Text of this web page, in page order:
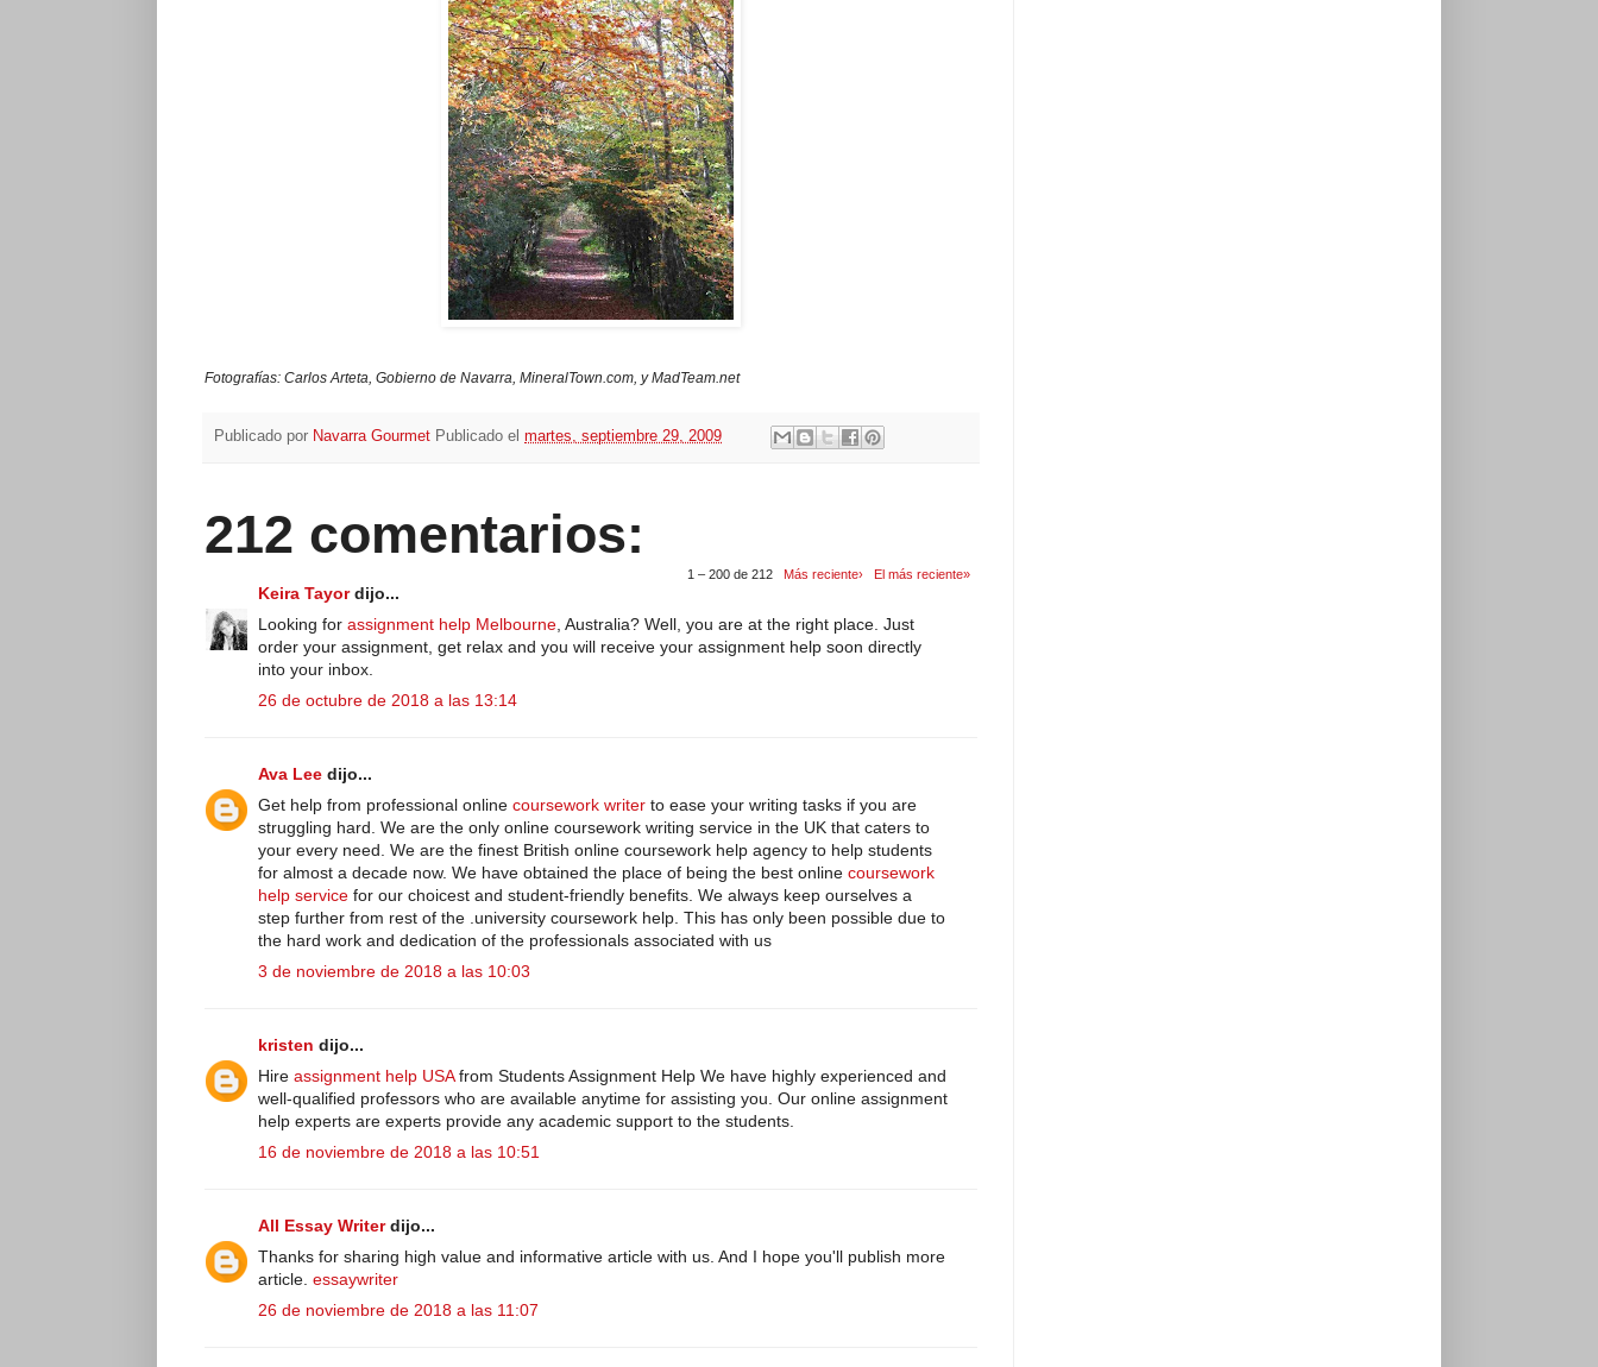
Fotografías: Carlos Arteta, Gobierno de Navarra, MineralTown.com, y MadTeam.net
Publicado por Navarra Gourmet Publicado el martes, septiembre 29, 2009
212 comentarios:
1 – 200 de 212 Más reciente› El más reciente»
Keira Tayordijo...
Looking for assignment help Melbourne , Australia? Well, you are at the right place. Just
order your assignment, get relax and you will receive your assignment help soon directly
into your inbox.
26 de octubre de 2018 a las 13:14
Ava Lee dijo...
Get help from professional online coursework writer to ease your writing tasks if you are
struggling hard. We are the only online coursework writing service in the UK that caters to
your every need. We are the finest British online coursework help agency to help students
for almost a decade now. We have obtained the place of being the best online coursework
help service for our choicest and student-friendly benefits. We always keep ourselves a
step further from rest of the .university coursework help. This has only been possible due to
the hard work and dedication of the professionals associated with us
3 de noviembre de 2018 a las 10:03
kristen dijo...
Hire assignment help USAfrom Students Assignment Help We have highly experienced and
well-qualified professors who are available anytime for assisting you. Our online assignment
help experts are experts provide any academic support to the students.
16 de noviembre de 2018 a las 10:51
All Essay Writerdijo...
Thanks for sharing high value and informative article with us. And I hope you'll publish more
article. essaywriter
26 de noviembre de 2018 a las 11:07